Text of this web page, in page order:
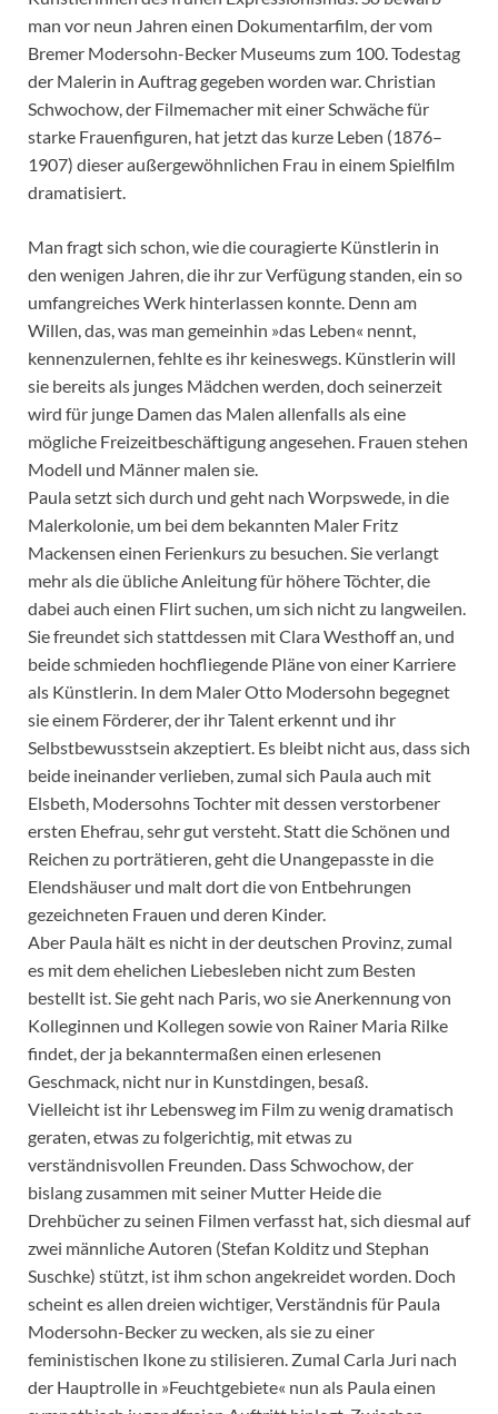
man vor neun Jahren einen Dokumentarfilm, der vom
Bremer Modersohn-Becker Museums zum 100. Todestag
der Malerin in Auftrag gegeben worden war. Christian
Schwochow, der Filmemacher mit einer Schwäche für
starke Frauenfiguren, hat jetzt das kurze Leben (1876–
1907) dieser außergewöhnlichen Frau in einem Spielfilm
dramatisiert.
Man fragt sich schon, wie die couragierte Künstlerin in
den wenigen Jahren, die ihr zur Verfügung standen, ein so
umfangreiches Werk hinterlassen konnte. Denn am
Willen, das, was man gemeinhin »das Leben« nennt,
kennenzulernen, fehlte es ihr keineswegs. Künstlerin will
sie bereits als junges Mädchen werden, doch seinerzeit
wird für junge Damen das Malen allenfalls als eine
mögliche Freizeitbeschäftigung angesehen. Frauen stehen
Modell und Männer malen sie.
Paula setzt sich durch und geht nach Worpswede, in die
Malerkolonie, um bei dem bekannten Maler Fritz
Mackensen einen Ferienkurs zu besuchen. Sie verlangt
mehr als die übliche Anleitung für höhere Töchter, die
dabei auch einen Flirt suchen, um sich nicht zu langweilen.
Sie freundet sich stattdessen mit Clara Westhoff an, und
beide schmieden hochfliegende Pläne von einer Karriere
als Künstlerin. In dem Maler Otto Modersohn begegnet
sie einem Förderer, der ihr Talent erkennt und ihr
Selbstbewusstsein akzeptiert. Es bleibt nicht aus, dass sich
beide ineinander verlieben, zumal sich Paula auch mit
Elsbeth, Modersohns Tochter mit dessen verstorbener
ersten Ehefrau, sehr gut versteht. Statt die Schönen und
Reichen zu porträtieren, geht die Unangepasste in die
Elendshäuser und malt dort die von Entbehrungen
gezeichneten Frauen und deren Kinder.
Aber Paula hält es nicht in der deutschen Provinz, zumal
es mit dem ehelichen Liebesleben nicht zum Besten
bestellt ist. Sie geht nach Paris, wo sie Anerkennung von
Kolleginnen und Kollegen sowie von Rainer Maria Rilke
findet, der ja bekanntermaßen einen erlesenen
Geschmack, nicht nur in Kunstdingen, besaß.
Vielleicht ist ihr Lebensweg im Film zu wenig dramatisch
geraten, etwas zu folgerichtig, mit etwas zu
verständnisvollen Freunden. Dass Schwochow, der
bislang zusammen mit seiner Mutter Heide die
Drehbücher zu seinen Filmen verfasst hat, sich diesmal auf
zwei männliche Autoren (Stefan Kolditz und Stephan
Suschke) stützt, ist ihm schon angekreidet worden. Doch
scheint es allen dreien wichtiger, Verständnis für Paula
Modersohn-Becker zu wecken, als sie zu einer
feministischen Ikone zu stilisieren. Zumal Carla Juri nach
der Hauptrolle in »Feuchtgebiete« nun als Paula einen